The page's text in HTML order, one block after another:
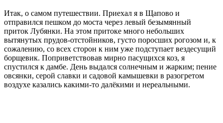
Итак, о самом путешествии. Приехал я в Щапово и
отправился пешком до моста через левый безымянный
приток Лубянки. На этом притоке много небольших
вытянутых прудов-отстойников, густо поросших рогозом и, к
сожалению, со всех сторон к ним уже подступает вездесущий
борщевик. Поприветствовав мирно пасущихся коз, я
спустился к дамбе. День выдался солнечным и жарким; пение
овсянки, серой славки и садовой камышевки в разогретом
воздухе казались какими-то далёкими и нереальными.